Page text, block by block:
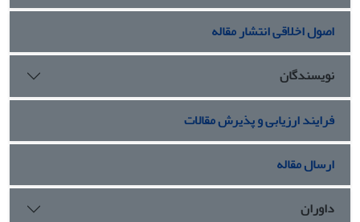
اصول اخلاقی انتشار مقاله
نویسندگان
فرایند ارزیابی و پذیرش مقالات
ارسال مقاله
داوران